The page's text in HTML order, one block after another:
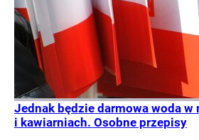
Jednak będzie darmowa woda w
i kawiarniach. Osobne przepisy